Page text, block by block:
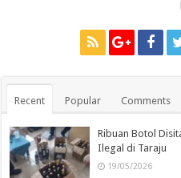
Recent Popular Comments
Ribuan Botol
Ilegal di Taraju
19/05/2026